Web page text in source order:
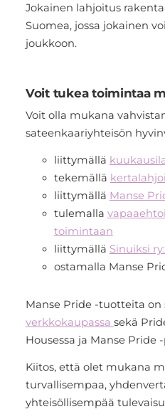
Jokainen lahjoitus
Suomea, jossa jokainen
joukkoon.
Voit tukea toimintaa
Voit olla mukana
sateenkaariyhteisön
liittymällä
tekemällä
liittymällä Manse
tulemalla
toimintaan
liittymällä Sinuiksi
ostamalla Manse
Manse Pride -tuotteita on
verkkokaupassa sekä
Housessa ja Manse Pride
Kiitos, että olet mukana
turvallisempaa,
yhteisöllisempää